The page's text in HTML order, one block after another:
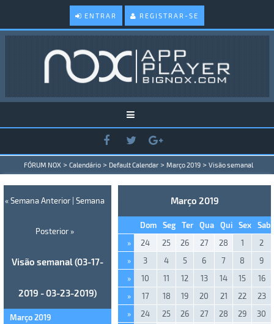
ENTRAR REGISTRAR-SE
FÓRUM NOX > Calendário > Default Calendar > Março 2019 > Visão semanal
« Semana Anterior| Semana
Posterior »
Visão semanal (03-17-
2019 - 03-23-2019)
Março 2019
Março 2019
Dom Seg Ter Qua Qui Sex
Sab
»
24 25 26 27 28 1
2
»
3 4 5 6 7 8
9
»
10 11 12 13 14 15
16
»
17 18 19 20 21 22
23
»
24 25 26 27 28 29 30